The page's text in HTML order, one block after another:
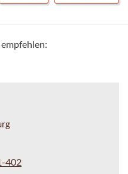
empfehlen:
402